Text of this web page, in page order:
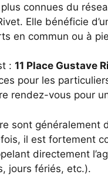
plus connues du
Elle bénéficie
en commun ou à
: 11 Place Gustave
pour les
rendez-vous pour
sont
il est fortement
directement
jours fériés, etc.).